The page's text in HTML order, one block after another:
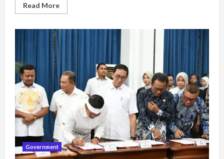
Read MoreRead
more
Manggis
ke
China,
Bukti
Koperasi
Subang
Tembus
Pasar
Global
Government